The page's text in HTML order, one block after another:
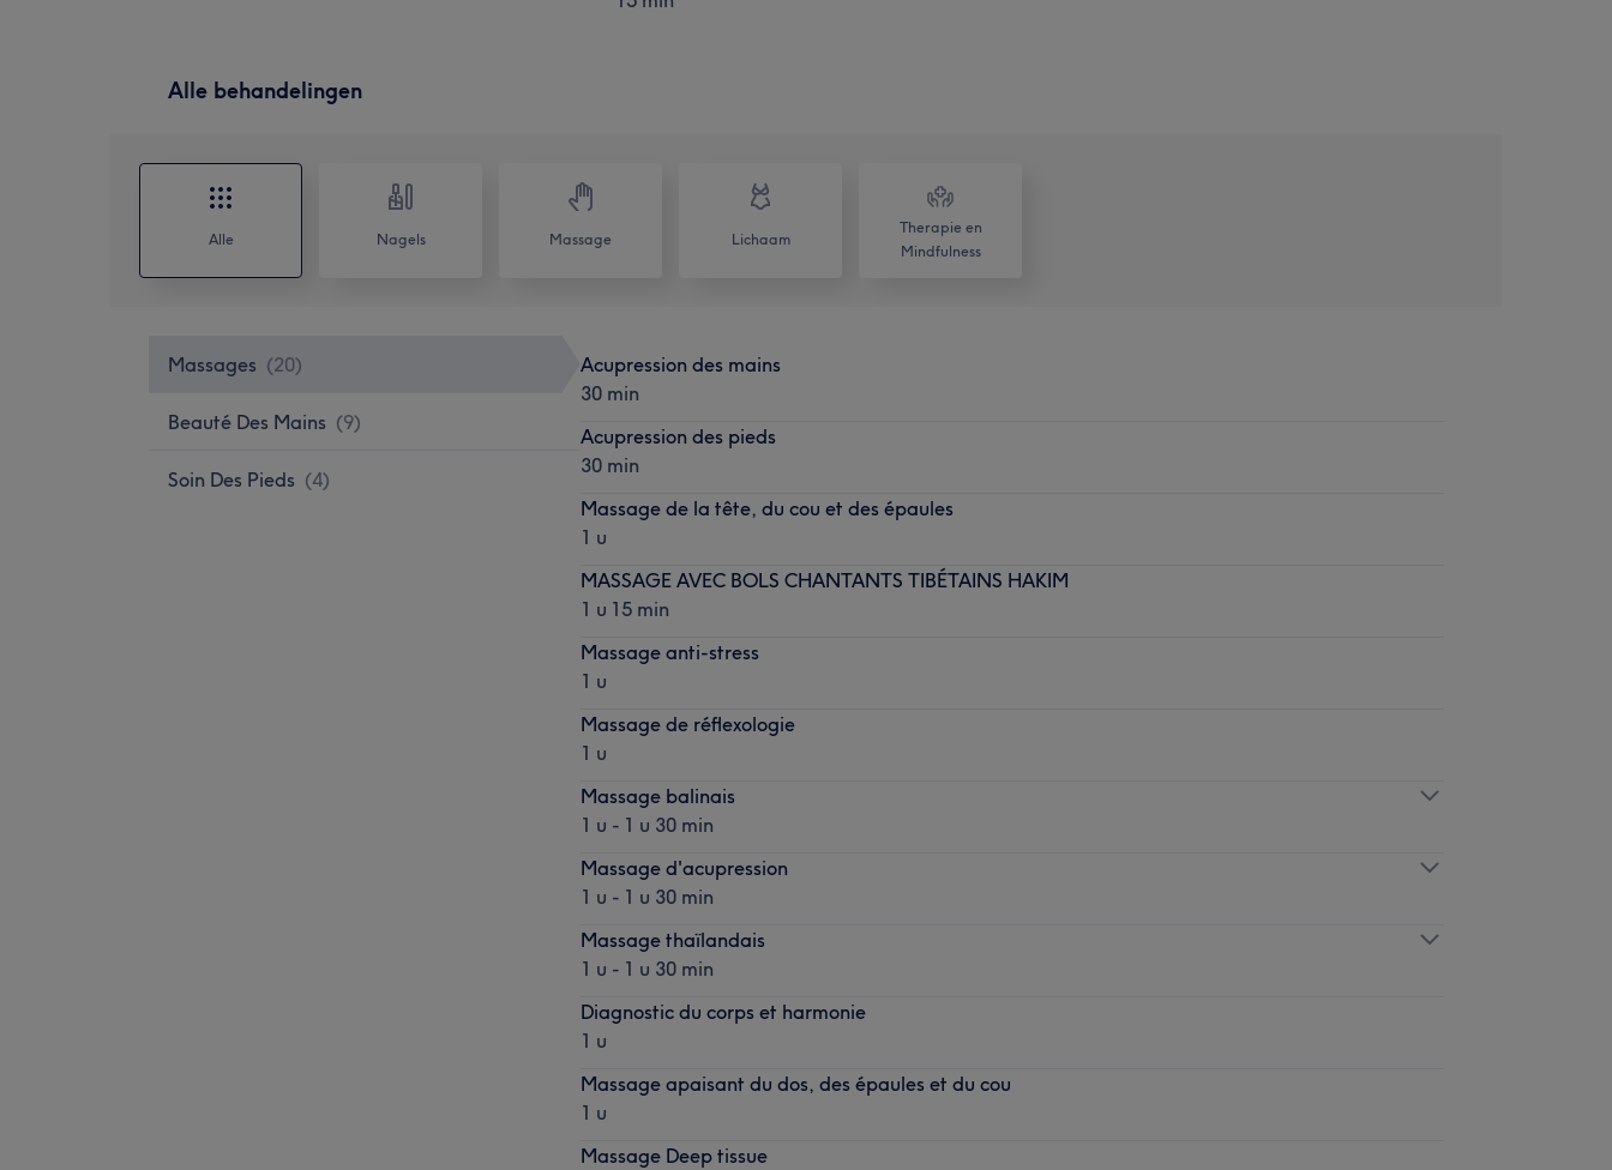
Alle behandelingen
Alle Nagels Massage Lichaam
Therapie en
Mindfulness
Massages (20)
Beauté Des Mains (9)
Soin Des Pieds (4)
Acupression des mains
30 min
Acupression des pieds
30 min
Massage de la tête, du cou et des épaules
1 u
MASSAGE AVEC BOLS CHANTANTS TIBÉTAINS HAKIM
1 u 15 min
Massage anti-stress
1 u
Massage de réflexologie
1 u
Massage balinais
1 u - 1 u 30 min
Massage d'acupression
1 u - 1 u 30 min
Massage thaïlandais
1 u - 1 u 30 min
Diagnostic du corps et harmonie
1 u
Massage apaisant du dos, des épaules et du cou
1 u
Massage Deep tissue